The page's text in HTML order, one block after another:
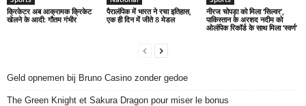
क्रिकेटर अब आक्रामक क्रिकेट
खेलने के आदी: गौतम गंभीर
पैरालंपिक में भारत ने रचा इतिहास,
एक ही दिन में जीते 8 मेडल
नीरज चोपड़ा को मिला ‘सिल्वर’,
पाकिस्तान के अरशद नदीम को
ओलंपिक रिकॉर्ड के साथ मिला ‘स्वर्ण’
Geld opnemen bij Bruno Casino zonder gedoe
The Green Knight et Sakura Dragon pour miser le bonus